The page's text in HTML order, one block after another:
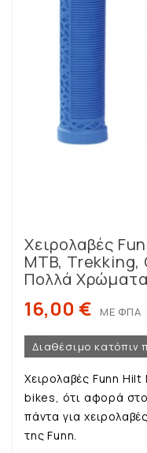
Χειρολαβές
MTB, Trekking,
Πολλά Χρώματα
16,00 € ΜΕ ΦΠΑ
Διαθέσιμο κατόπιν
Χειρολαβές Funn
bikes, ότι αφορά
πάντα για
της Funn.